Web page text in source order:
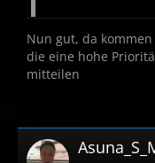
Nun gut, da
die eine hohe
mitteilen